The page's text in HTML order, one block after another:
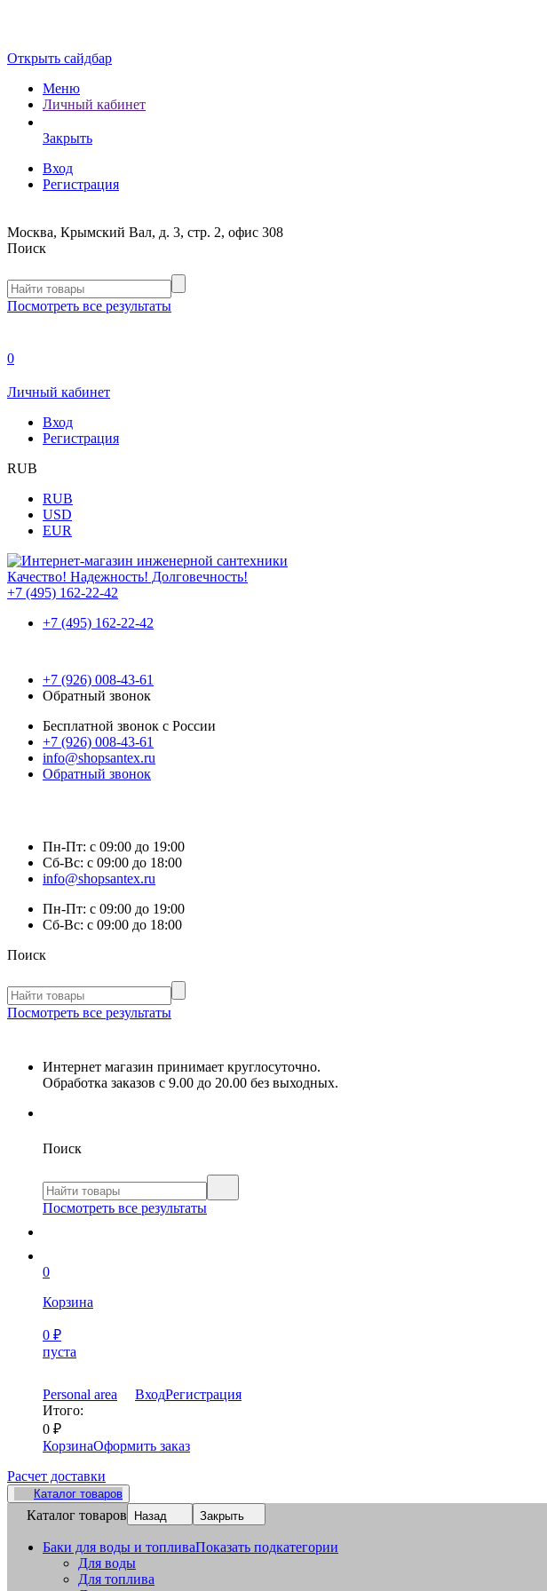
Открыть сайдбар
Меню
Личный кабинет
Закрыть
Вход
Регистрация
Москва, Крымский Вал, д. 3, стр. 2, офис 308
Поиск
Посмотреть все результаты
0
Личный кабинет
Вход
Регистрация
RUB
RUB
USD
EUR
Качество! Надежность! Долговечность!
+7 (495) 162-22-42
+7 (495) 162-22-42
+7 (926) 008-43-61
Обратный звонок
Бесплатной звонок с России
+7 (926) 008-43-61
info@shopsantex.ru
Обратный звонок
Пн-Пт: с 09:00 до 19:00
Сб-Вс: с 09:00 до 18:00
info@shopsantex.ru
Пн-Пт: с 09:00 до 19:00
Сб-Вс: с 09:00 до 18:00
Поиск
Посмотреть все результаты
Интернет магазин принимает круглосуточно.
Обработка заказов с 9.00 до 20.00 без выходных.
Поиск
Посмотреть все результаты
0
Корзина
0 ₽
пуста
Personal area ВходРегистрация
Итого:
0 ₽
КорзинаОформить заказ
Расчет доставки
Каталог товаров
Каталог товаров Назад Закрыть
Баки для воды и топливаПоказать подкатегории
Для воды
Для топлива